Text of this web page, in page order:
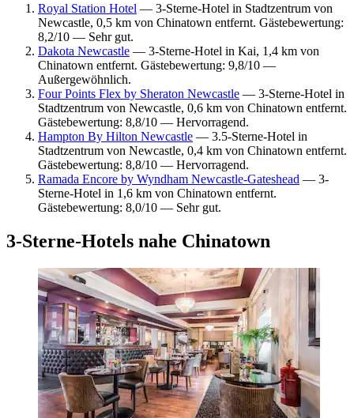
Royal Station Hotel — 3-Sterne-Hotel in Stadtzentrum von
Newcastle, 0,5 km von Chinatown entfernt. Gästebewertung:
8,2/10 — Sehr gut.
Dakota Newcastle — 3-Sterne-Hotel in Kai, 1,4 km von
Chinatown entfernt. Gästebewertung: 9,8/10 —
Außergewöhnlich.
Four Points Flex by Sheraton Newcastle — 3-Sterne-Hotel in
Stadtzentrum von Newcastle, 0,6 km von Chinatown entfernt.
Gästebewertung: 8,8/10 — Hervorragend.
Hampton By Hilton Newcastle — 3.5-Sterne-Hotel in
Stadtzentrum von Newcastle, 0,4 km von Chinatown entfernt.
Gästebewertung: 8,8/10 — Hervorragend.
Ramada Encore by Wyndham Newcastle-Gateshead — 3-
Sterne-Hotel in 1,6 km von Chinatown entfernt.
Gästebewertung: 8,0/10 — Sehr gut.
3-Sterne-Hotels nahe Chinatown